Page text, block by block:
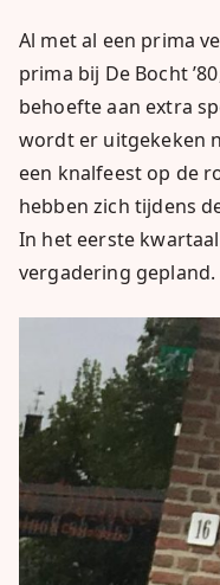
Al met al een prima
prima bij De Bocht
behoefte aan extra
wordt er uitgekeken
een knalfeest op de
hebben zich tijdens
In het eerste
vergadering gepland.